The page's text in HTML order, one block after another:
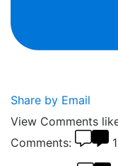
Share by Email
View Comments
Comments:
1